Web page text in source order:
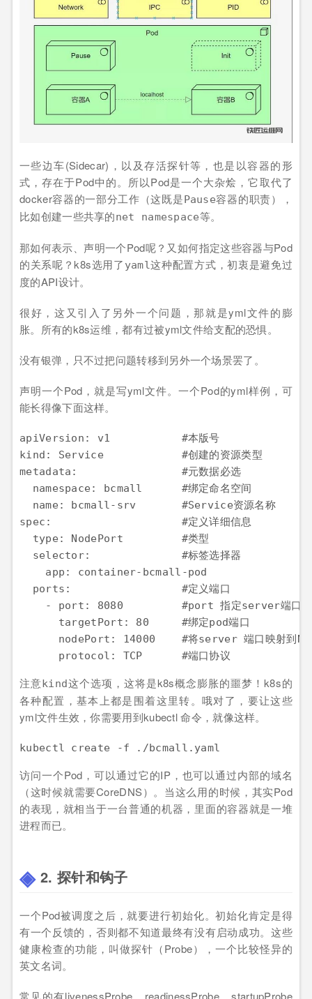
一些边车(Sidecar)，以及存活探针等，也是以容器的形
式，存在于Pod中的。所以Pod是一个大杂烩，它取代了
docker容器的一部分工作（这既是Pause容器的职责），
比如创建一些共享的net namespace等。
那如何表示、声明一个Pod呢？又如何指定这些容器与Pod
的关系呢？k8s选用了 yaml这种配置方式，初衷是避免过
度的API设计。
很好，这又引入了另外一个问题，那就是yml文件的膨
胀。所有的k8s运维，都有过被yml文件给支配的恐惧。
没有银弹，只不过把问题转移到另外一个场景罢了。
声明一个Pod，就是写yml文件。一个Pod的yml样例，可
能长得像下面这样。
apiVersion: v1           #本版号
kind: Service            #创建的资源类型
metadata:                #元数据必选
namespace: bcmall      #绑定命名空间
name: bcmall-srv       #Service资源名称
spec:                    #定义详细信息
type: NodePort         #类型
selector:              #标签选择器
app: container-bcmall-pod
ports:                 #定义端口
- port: 8080         #port 指定server端口,此
targetPort: 80     #绑定pod端口
nodePort: 14000    #将server 端口映射到Node
注意kind这个选项，这将是k8s概念膨胀的噩梦！k8s的
各种配置，基本上都是围着这里转。哦对了，要让这些
yml文件生效，你需要用到kubectl 命令，就像这样。
访问一个Pod，可以通过它的IP，也可以通过内部的域名
（这时候就需要CoreDNS）。当这么用的时候，其实Pod
的表现，就相当于一台普通的机器，里面的容器就是一堆
进程而已。
2. 探针和钩子
一个Pod被调度之后，就要进行初始化。初始化肯定是得
有一个反馈的，否则都不知道最终有没有启动成功。这些
健康检查的功能，叫做探针（Probe），一个比较怪异的
英文名词。
常见的有livenessProbe、readinessProbe、startupProbe